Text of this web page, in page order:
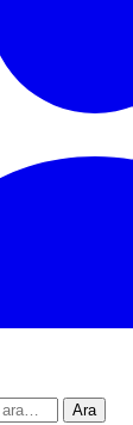
Ara